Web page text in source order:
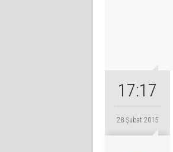
17:17
28 Şubat 2015